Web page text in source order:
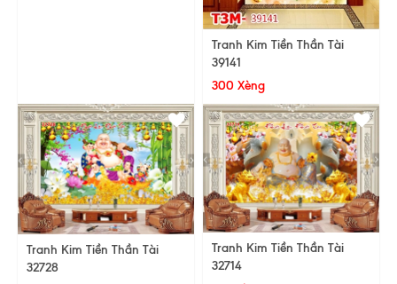
Tranh Kim Tiền Thần Tài
39141
300 Xèng
Tranh Kim Tiền Thần Tài
32728
Tranh Kim Tiền Thần Tài
32714